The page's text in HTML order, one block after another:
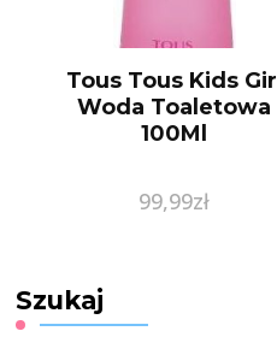
Tous Tous Kids Girl
Woda Toaletowa
100Ml
99,99zł
Szukaj